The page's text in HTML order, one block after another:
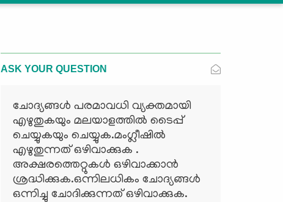
ASK YOUR QUESTION
ചോദ്യങ്ങള്‍ പരമാവധി വ്യക്തമായി
എഴുതുകയും മലയാളത്തില്‍ ടൈപ്പ്
ചെയ്യുകയും ചെയ്യുക.മംഗ്ലീഷില്‍
എഴുതുന്നത് ഒഴിവാക്കുക .
അക്ഷരത്തെറ്റുകള്‍ ഒഴിവാക്കാന്‍
ശ്രദ്ധിക്കുക.ഒന്നിലധികം ചോദ്യങ്ങള്‍
ഒന്നിച്ചു ചോദിക്കുന്നത് ഒഴിവാക്കുക.